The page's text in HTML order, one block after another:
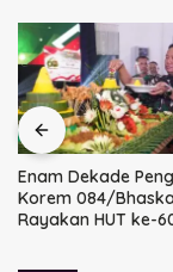
Enam Dekade
Korem 084/
Rayakan HUT ke-